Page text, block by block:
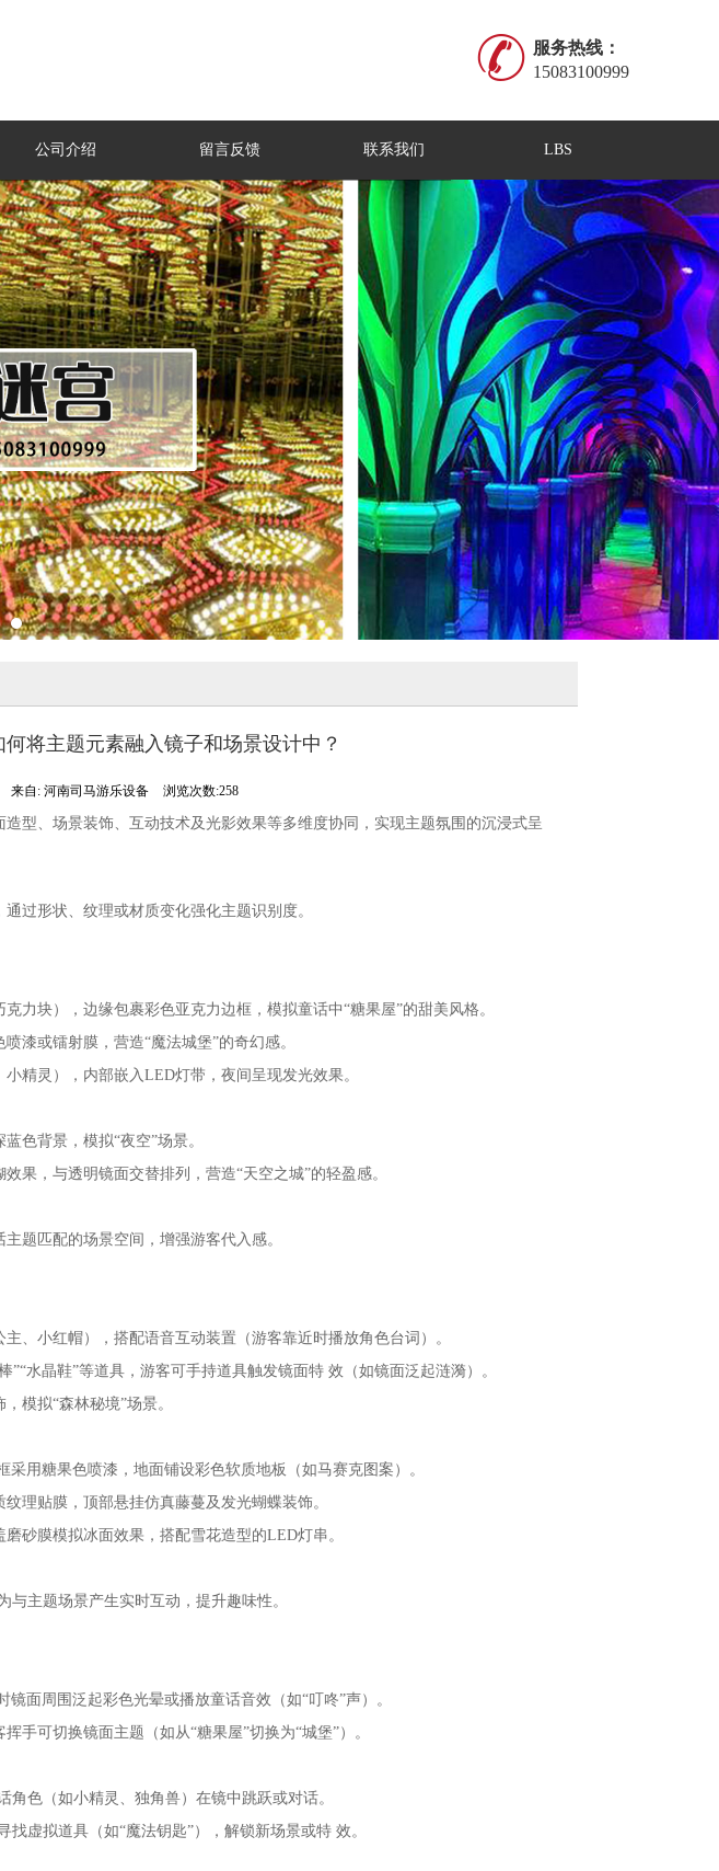
服务热线：
15083100999
公司介绍 留言反馈 联系我们 LBS
将主题元素融入镜子和场景设计中？
来自: 河南司马游乐设备 浏览次数:258
造型、场景装饰、互动技术及光影效果等多维度协同，实现主题氛围的沉浸式呈
过形状、纹理或材质变化强化主题识别度。
力块），边缘包裹彩色亚克力边框，模拟童话中“糖果屋”的甜美风格。
漆或镭射膜，营造“魔法城堡”的奇幻感。
精灵），内部嵌入LED灯带，夜间呈现发光效果。
色背景，模拟“夜空”场景。
果，与透明镜面交替排列，营造“天空之城”的轻盈感。
题匹配的场景空间，增强游客代入感。
、小红帽），搭配语音互动装置（游客靠近时播放角色台词）。
水晶鞋”等道具，游客可手持道具触发镜面特 效（如镜面泛起涟漪）。
模拟“森林秘境”场景。
用糖果色喷漆，地面铺设彩色软质地板（如马赛克图案）。
理贴膜，顶部悬挂仿真藤蔓及发光蝴蝶装饰。
砂膜模拟冰面效果，搭配雪花造型的LED灯串。
主题场景产生实时互动，提升趣味性。
面周围泛起彩色光晕或播放童话音效（如“叮咚”声）。
手可切换镜面主题（如从“糖果屋”切换为“城堡”）。
色（如小精灵、独角兽）在镜中跳跃或对话。
虚拟道具（如“魔法钥匙”），解锁新场景或特 效。